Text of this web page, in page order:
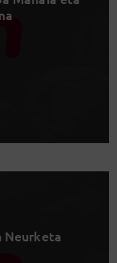
Neurketa